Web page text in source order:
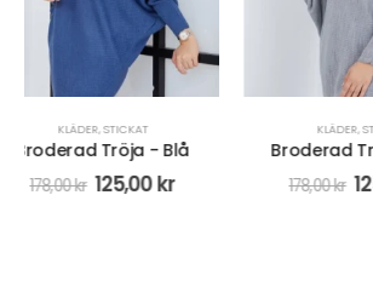
KLÄDER,STICKAT
Broderad Tröja - Grå
178,00kr 125,00 178,00